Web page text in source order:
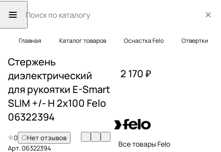
Главная Каталог товаров Оснастка Felo Отвертки
Стержень
диэлектрический
для рукоятки E-Smart
SLIM +/- H 2x100 Felo
06322394
0
Нет отзывов
Арт.06322394
2 170 ₽
Все товары Felo